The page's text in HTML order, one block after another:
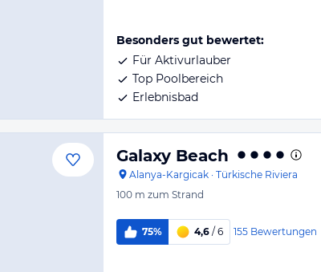
Besonders gut bewertet:
Für Aktivurlauber
Top Poolbereich
Erlebnisbad
Galaxy Beach
Alanya-Kargicak · Türkische Riviera
100 m zum Strand
75% 4,6 / 6 155 Bewertungen